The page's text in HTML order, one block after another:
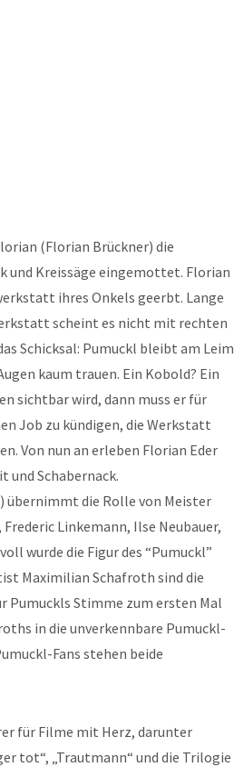
(Florian Brückner) die
und Kreissäge eingemottet. Florian
ihres Onkels geerbt. Lange
scheint es nicht mit rechten
Schicksal: Pumuckl bleibt am Leim
kaum trauen. Ein Kobold? Ein
sichtbar wird, dann muss er für
Job zu kündigen, die Werkstatt
Von nun an erleben Florian Eder
und Schabernack.
übernimmt die Rolle von Meister
Linkemann, Ilse Neubauer,
wurde die Figur des “Pumuckl”
Maximilian Schafroth sind die
Pumuckls Stimme zum ersten Mal
in die unverkennbare Pumuckl-
Fans stehen beide
für Filme mit Herz, darunter
tot“, „Trautmann“ und die Trilogie